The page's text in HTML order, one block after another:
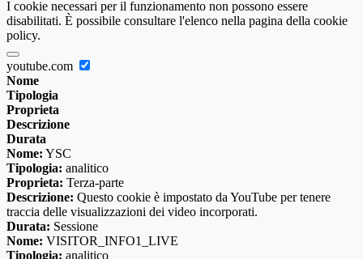
I cookie necessari per il funzionamento non possono essere
disabilitati. È possibile consultare l'elenco nella pagina della cookie
policy.
youtube.com
Nome
Tipologia
Proprieta
Descrizione
Durata
Nome: YSC
Tipologia: analitico
Proprieta: Terza-parte
Descrizione: Questo cookie è impostato da YouTube per tenere
traccia delle visualizzazioni dei video incorporati.
Durata: Sessione
Nome: VISITOR_INFO1_LIVE
Tipologia: analitico